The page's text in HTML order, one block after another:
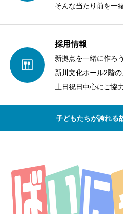
そんな当たり前を一
採用情報
新拠点を一緒に作ろ
新川文化ホール2階の
土日祝日中心にご協
子どもたちが誇れる